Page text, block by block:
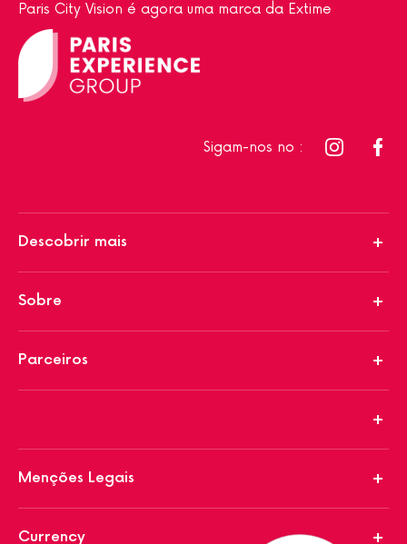
Paris City Vision é agora uma marca da Extime
Sigam-nos no :
Descobrir mais
Sobre
Parceiros
Menções Legais
Currency